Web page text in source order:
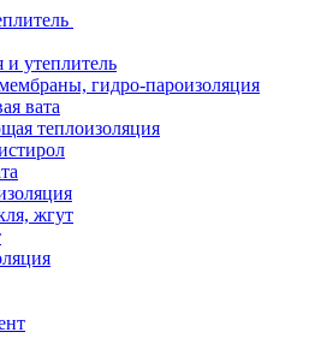
и утеплитель
гидро-пароизоляция
вата
теплоизоляция
жгут